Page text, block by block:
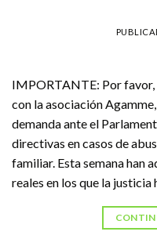
IMPORTANTE: Por favor,
con la asociación
demanda ante el
directivas en casos de
familiar. Esta semana han
reales en los que la